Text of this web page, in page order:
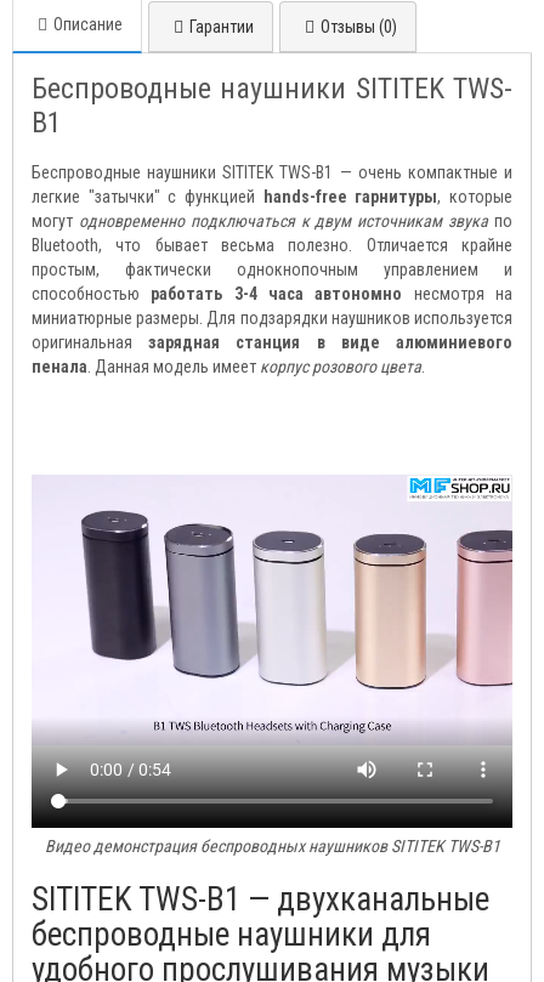
Описание Гарантии Отзывы (0)
Беспроводные наушники SITITEK TWS-
B1
Беспроводные наушники SITITEK TWS-B1 — очень компактные и
легкие "затычки" с функцией
hands-free гарнитуры, которые
могут одновременно подключаться к двум источникам звука по
Bluetooth, что бывает весьма полезно. Отличается крайне
простым, фактически однокнопочным управлением и
способностью работать 3-4 часа автономно несмотря на
миниатюрные размеры. Для подзарядки наушников используется
оригинальнаязарядная станция в виде алюминиевого
пенала. Данная модель имеет корпус розового цвета.
Видео демонстрация беспроводных наушников SITITEK TWS-B1
SITITEK TWS-B1 — двухканальные
беспроводные наушники для
удобного прослушивания музыки